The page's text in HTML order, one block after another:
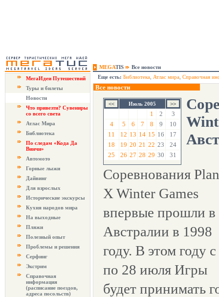
MEGATIS
Все новости
МегаИдеи Путешествий
Туры и билеты
Новости
Что привезти? Сувениры
со всего света
Атлас Мира
Библиотека
По следам «Кода Да
Винчи»
Автомото
Горные лыжи
Дайвинг
Для взрослых
Исторические экскурсы
Кухня народов мира
На выходные
Пляжи
Полезный опыт
Проблемы и решения
Серфинг
Экстрим
Справочная
информация
(расписание поездов,
адреса посольств)
Еще есть: Библиотека Атлас мира Справочная
Все новости
Июль 2005
1 2
3
4
5 6 7 8 9
10
11
12 13 14 15 16
17
18
19 20 21 22 23
24
25
26 27 28 29 30 31
Соревнования
X Winter Games
впервые прошли в
Австралии в 1998
году. В этом году
по 28 июля Игры
будет принимать